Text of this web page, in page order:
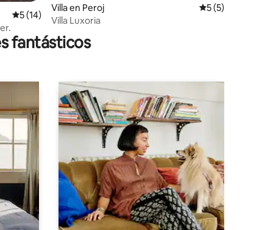
Calificación promedio: 5 de 5, 14 reseñas
5 (14)
Villa en Peroj Calificación
5 (5)
Villa Luxoria
fantásticos